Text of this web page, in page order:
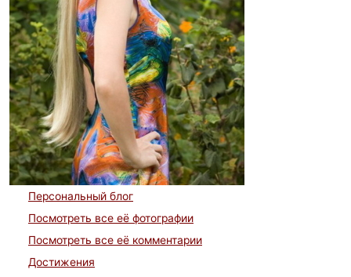
Персональный блог
Посмотреть все её фотографии
Посмотреть все её комментарии
Достижения